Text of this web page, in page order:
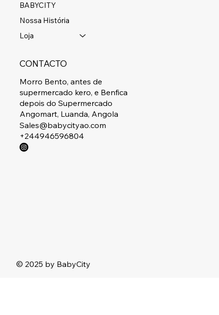
BABYCITY
Nossa História
Loja
CONTACTO
Morro Bento, antes de
supermercado kero, e Benfica
depois do Supermercado
Angomart, Luanda, Angola
Sales@babycityao.com
+244946596804
© 2025 by BabyCity